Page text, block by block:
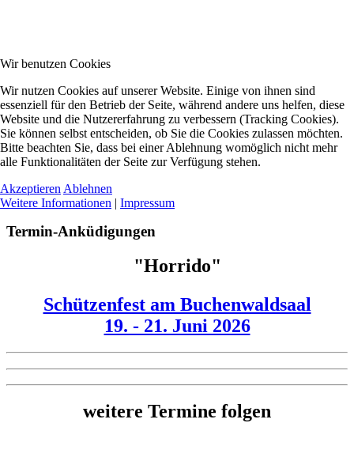
Termin-Anküdigungen
"Horrido"
Schützenfest am Buchenwaldsaal
19. - 21. Juni 2026
weitere Termine folgen
Wir benutzen Cookies
Wir nutzen Cookies auf unserer Website. Einige von ihnen sind
essenziell für den Betrieb der Seite, während andere uns helfen, diese
Website und die Nutzererfahrung zu verbessern (Tracking Cookies).
Sie können selbst entscheiden, ob Sie die Cookies zulassen möchten.
Bitte beachten Sie, dass bei einer Ablehnung womöglich nicht mehr
alle Funktionalitäten der Seite zur Verfügung stehen.
Akzeptieren Ablehnen
Weitere Informationen | Impressum